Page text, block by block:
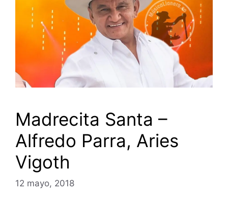
Madrecita Santa –
Alfredo Parra, Aries
Vigoth
12 mayo, 2018